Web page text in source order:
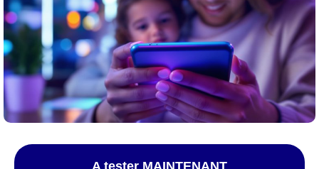
A tester MAINTENANT